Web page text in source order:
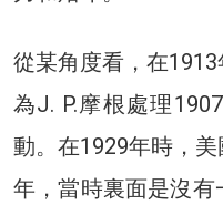
從某角度看，在
為J. P.摩根處理
動。在1929年時，
年，當時裏面是沒